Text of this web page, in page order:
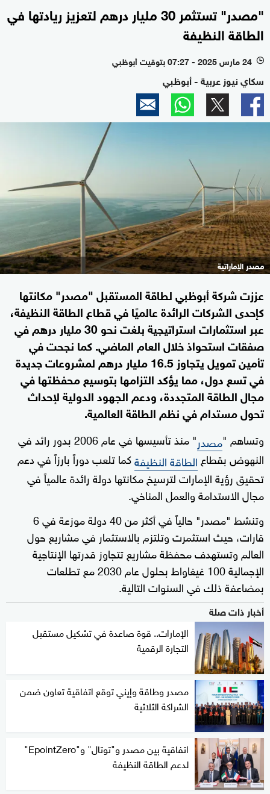
"مصدر" تستثمر 30 مليار درهم لتعزيز ريادتها في
الطاقة النظيفة
l 24 مارس 2025 - 07:27 بتوقيت أبوظبي
سكاي نيوز عربية - أبوظبي
مصدر الإماراتية
عززت شركة أبوظبي لطاقة المستقبل "مصدر" مكانتها
كإحدى الشركات الرائدة عالميًا في قطاع الطاقة النظيفة،
عبر استثمارات استراتيجية بلغت نحو 30 مليار درهم في
صفقات استحواذ خلال العام الماضي. كما نجحت في
تأمين تمويل يتجاوز 16.5 مليار درهم لمشروعات جديدة
في تسع دول، مما يؤكد التزامها بتوسيع محفظتها في
مجال الطاقة المتجددة، ودعم الجهود الدولية لإحداث
تحول مستدام في نظم الطاقة العالمية.
وتساهم "مصدر
" منذ تأسيسها في عام 2006 بدور رائد في
النهوض بقطاع الطاقة النظيفةكما تلعب دوراً بارزاً في دعم
تحقيق رؤية الإمارات لترسيخ مكانتها دولة رائدة عالمياً في
مجال الاستدامة والعمل المناخي.
وتنشط "مصدر" حالياً في أكثر من 40 دولة موزعة في 6
قارات، حيث استثمرت وتلتزم بالاستثمار في مشاريع حول
العالم وتستهدف محفظة مشاريع تتجاوز قدرتها الإنتاجية
الإجمالية 100 غيغاواط بحلول عام 2030 مع تطلعات
بمضاعفة ذلك في السنوات التالية.
أخبار ذات صلة
الإمارات.. قوة صاعدة في تشكيل مستقبل
التجارة الرقمية
مصدر وطاقة وإيني توقع اتفاقية تعاون ضمن
الشراكة الثلاثية
اتفاقية بين مصدر و"توتال" و"EpointZero"
لدعم الطاقة النظيفة